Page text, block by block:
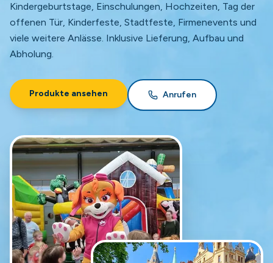
Kindergeburtstage, Einschulungen, Hochzeiten, Tag der
offenen Tür, Kinderfeste, Stadtfeste, Firmenevents und
viele weitere Anlässe. Inklusive Lieferung, Aufbau und
Abholung.
Produkte ansehen Anrufen